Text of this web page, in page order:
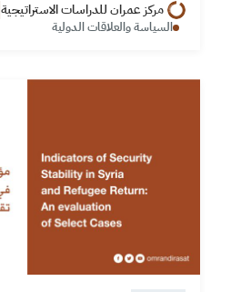
مركز عمران للدراسات الاستراتيجية
السياسة والعلاقات الدولية